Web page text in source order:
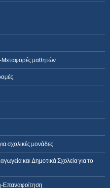
Μεταφορές μαθητών
σχολικές μονάδες
και Δημοτικά Σχολεία για το
Επαναφοίτηση